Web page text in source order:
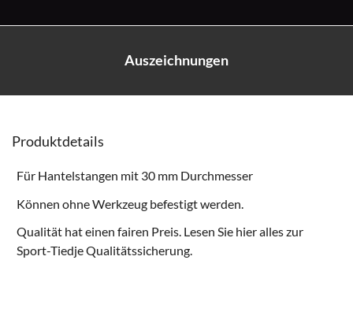
Auszeichnungen
Produktdetails
Für Hantelstangen mit 30 mm Durchmesser
Können ohne Werkzeug befestigt werden.
Qualität hat einen fairen Preis. Lesen Sie hier alles zur
Sport-Tiedje Qualitätssicherung.